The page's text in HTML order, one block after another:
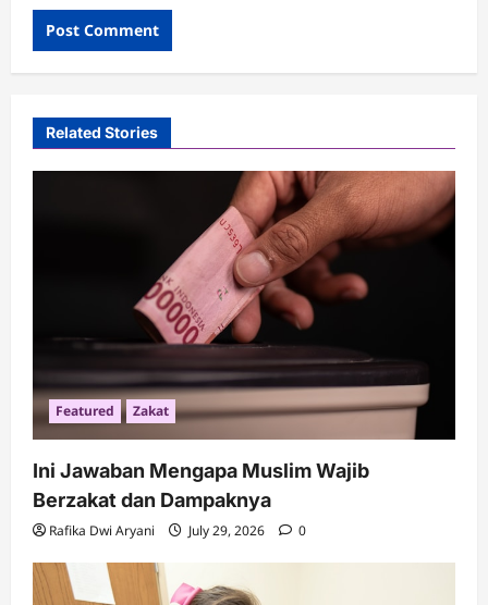
Related Stories
Featured Zakat
Ini Jawaban Mengapa Muslim Wajib
Berzakat dan Dampaknya
Rafika Dwi Aryani July 29, 2026 0